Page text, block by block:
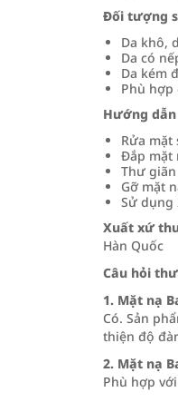
Đối tượng
Da khô,
Da có
Da kém
Phù hợp
Hướng
Rửa mặt
Đắp mặt
Thư
Gỡ mặt
Sử dụng
Xuất xứ
Hàn Quốc
Câu hỏi
1. Mặt nạ
Có. Sản
thiện độ
2. Mặt nạ
Phù hợp